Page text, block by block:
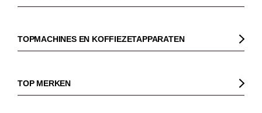
Biologische koffie
Espresso
Dinzler
Elbgold
TOPMACHINES EN KOFFIEZETAPPARATEN
Pistonmachines
Filter koffiezetapparaten
TOP MERKEN